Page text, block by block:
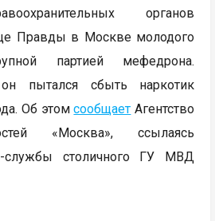
органов
Правды в Москве молодого
партией мефедрона.
он пытался сбыть наркотик
Об этомсообщает Агентство
«Москва», ссылаясь
службы столичного ГУ МВД